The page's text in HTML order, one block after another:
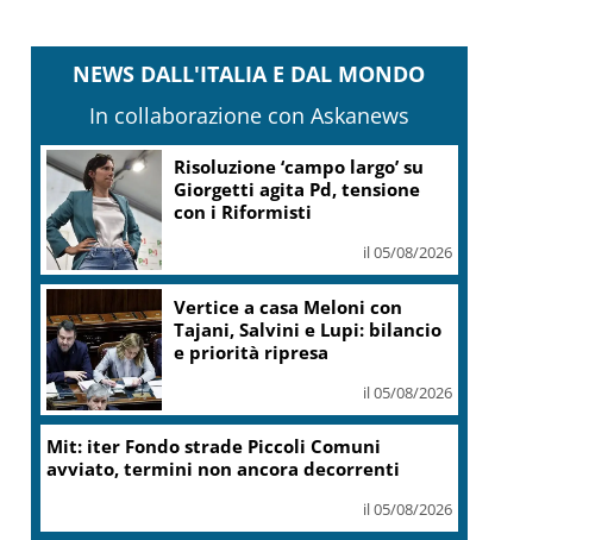
NEWS DALL'ITALIA E DAL MONDO
In collaborazione con Askanews
Risoluzione ‘campo largo’ su
Giorgetti agita Pd, tensione
con i Riformisti
il 05/08/2026
Vertice a casa Meloni con
Tajani, Salvini e Lupi: bilancio
e priorità ripresa
il 05/08/2026
Mit: iter Fondo strade Piccoli Comuni
avviato, termini non ancora decorrenti
il 05/08/2026